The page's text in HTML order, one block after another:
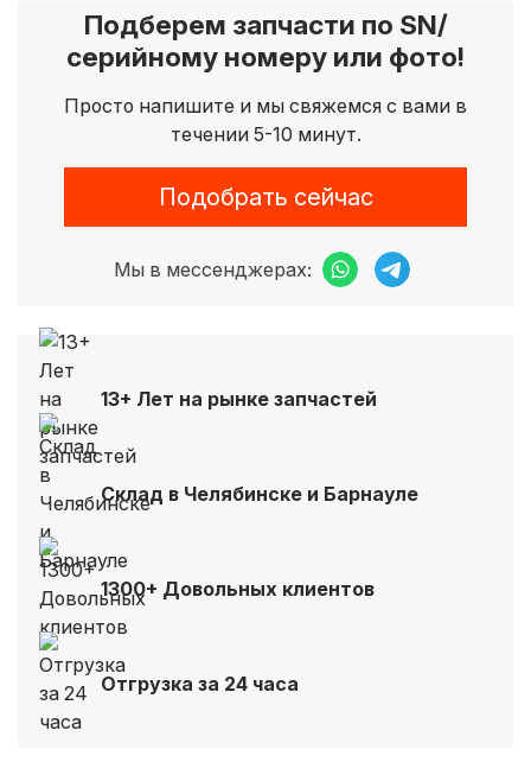
Подберем запчасти по SN/
серийному номеру или фото!
Просто напишите и мы свяжемся с вами в
течении 5-10 минут.
Подобрать сейчас
Мы в мессенджерах:
13+ Лет на рынке запчастей
Склад в Челябинске и Барнауле
1300+ Довольных клиентов
Отгрузка за 24 часа